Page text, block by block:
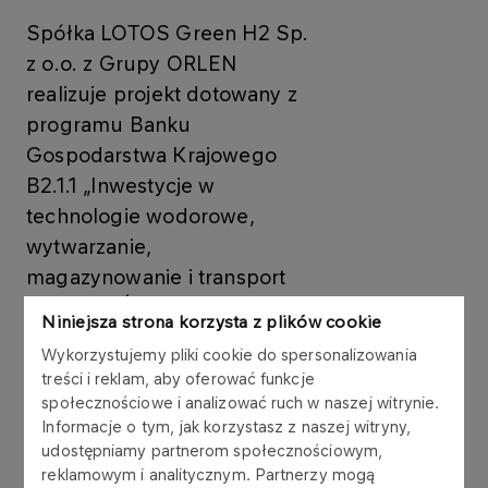
Niniejsza strona korzysta z plików cookie
Wykorzystujemy pliki cookie do spersonalizowania
treści i reklam, aby oferować funkcje
społecznościowe i analizować ruch w naszej witrynie.
Informacje o tym, jak korzystasz z naszej witryny,
udostępniamy partnerom społecznościowym,
reklamowym i analitycznym. Partnerzy mogą
Spółka LOTOS Green H2 Sp.
z o.o. z Grupy ORLEN
realizuje projekt dotowany z
programu Banku
Gospodarstwa Krajowego
B2.1.1 „Inwestycje w
technologie wodorowe,
wytwarzanie,
magazynowanie i transport
Krajowego Planu
Odbudowy, którego celem
jest odbudowa potencjału
rozwojowego gospodarki
oraz wsparcie jej